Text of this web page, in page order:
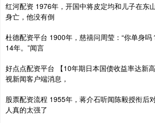
红河配资 1976年，开国中将皮定均和儿子在东
身亡，他没有倒
杜德配资平台 1900年，慈禧问周莹：“你单身吗
14年。”闻言
好点点配资平台 【10年期日本国债收益率达新
视新闻客户端消息，
股票配资流程 1955年，蒋介石听闻陈毅授衔后
人真的太强了